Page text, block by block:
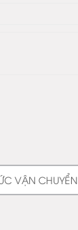
VẬN CHUYỂN